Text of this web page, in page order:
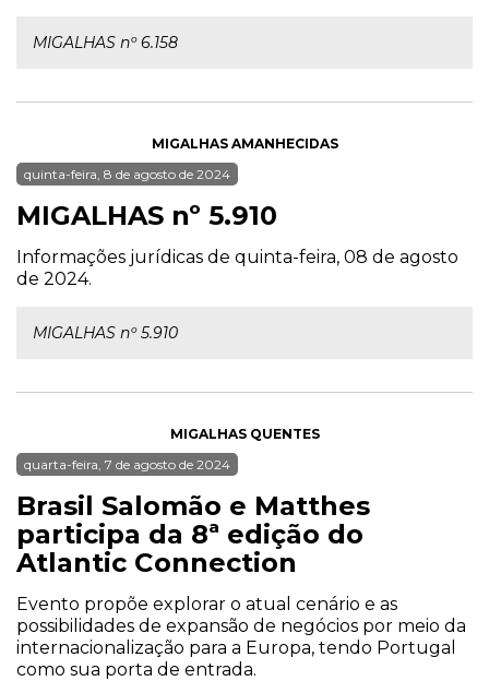
MIGALHAS nº 6.158
MIGALHAS AMANHECIDAS
quinta-feira, 8 de agosto de 2024
MIGALHAS nº 5.910
Informações jurídicas de quinta-feira, 08 de agosto
de 2024.
MIGALHAS nº 5.910
MIGALHAS QUENTES
quarta-feira, 7 de agosto de 2024
Brasil Salomão e Matthes
participa da 8ª edição do
Atlantic Connection
Evento propõe explorar o atual cenário e as
possibilidades de expansão de negócios por meio da
internacionalização para a Europa, tendo Portugal
como sua porta de entrada.